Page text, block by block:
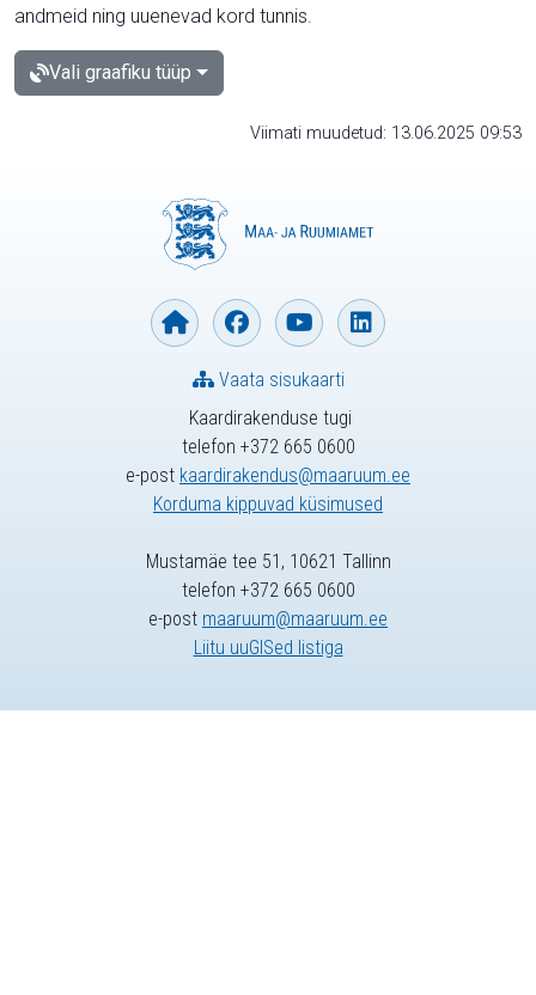
andmeid ning uuenevad kord tunnis.
Vali graafiku tüüp
Viimati muudetud: 13.06.2025 09:53
Kaardirakenduse tugi
telefon +372 665 0600
e-post kaardirakendus@maaruum.ee
Korduma kippuvad küsimused
Vaata sisukaarti
Mustamäe tee 51, 10621 Tallinn
telefon +372 665 0600
e-post maaruum@maaruum.ee
Liitu uuGISed listiga